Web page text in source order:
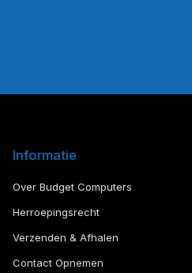
Informatie
Over Budget Computers
Herroepingsrecht
Verzenden & Afhalen
Contact Opnemen